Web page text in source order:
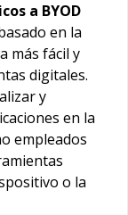
a BYOD
en la
más fácil y
digitales.
y
en la
empleados
o la